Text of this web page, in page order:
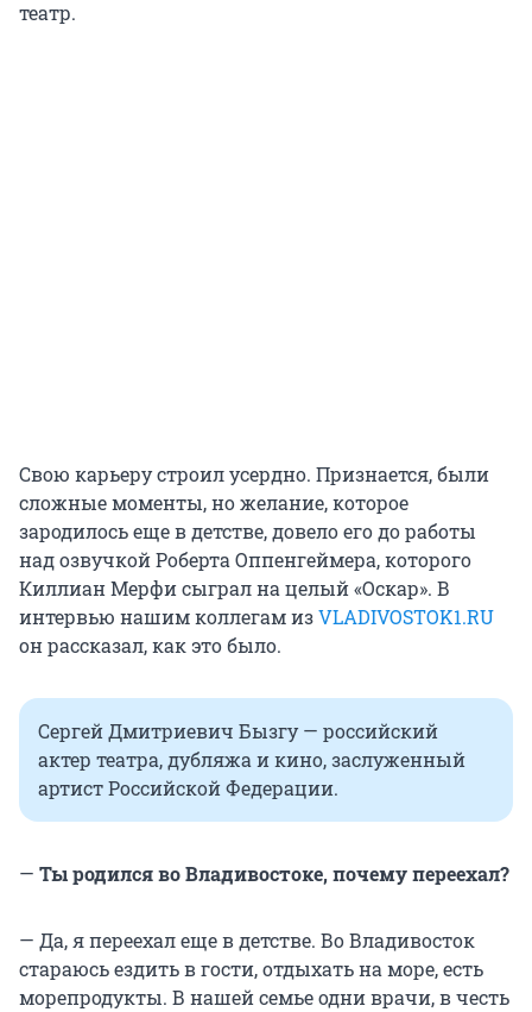
театр.
Свою карьеру строил усердно. Признается, были
сложные моменты, но желание, которое
зародилось еще в детстве, довело его до работы
над озвучкой Роберта Оппенгеймера, которого
Киллиан Мерфи сыграл на целый «Оскар». В
интервью нашим коллегам изVLADIVOSTOK1.RU
он рассказал, как это было.
Сергей Дмитриевич Бызгу — российский
актер театра, дубляжа и кино, заслуженный
артист Российской Федерации.
— Ты родился во Владивостоке, почему переехал?
— Да, я переехал еще в детстве. Во Владивосток
стараюсь ездить в гости, отдыхать на море, есть
морепродукты. В нашей семье одни врачи, в честь